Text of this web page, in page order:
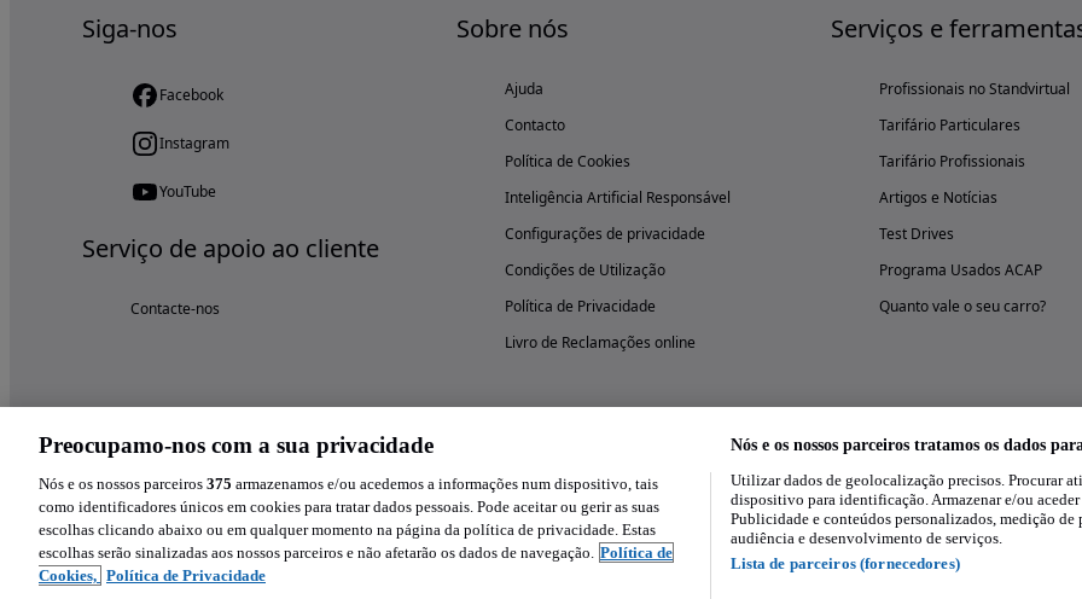
Siga-nos
Facebook
Instagram
YouTube
Serviço de apoio ao cliente
Contacte-nos
Sobre nós
Ajuda
Contacto
Política de Cookies
Inteligência Artificial Responsável
Configurações de privacidade
Condições de Utilização
Política de Privacidade
Livro de Reclamações online
Serviços e
Profissionais no Standvirtual
Tarifário Particulares
Tarifário Profissionais
Artigos e Notícias
Test Drives
Programa Usados ACAP
Quanto vale o seu carro?
Experimenta a aplicação
Preocupamo-nos com a sua privacidade
Nós e os nossos parceiros 375 armazenamos e/ou acedemos a informações num dispositivo, tais
como identificadores únicos em cookies para tratar dados pessoais. Pode aceitar ou gerir as suas
escolhas clicando abaixo ou em qualquer momento na página da política de privacidade. Estas
escolhas serão sinalizadas aos nossos parceiros e não afetarão os dados de navegação. Política de
Cookies, Política de Privacidade
Nós e os nossos parceiros tratamos os dados
Utilizar dados de geolocalização precisos. Procurar
dispositivo para identificação. Armazenar e/ou
Publicidade e conteúdos personalizados, medição
audiência e desenvolvimento de serviços.
Lista de parceiros (fornecedores)